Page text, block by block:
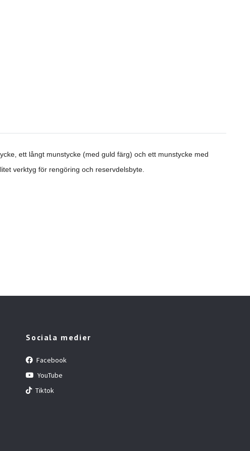
ett långt munstycke (med guld färg) och ett munstycke med
verktyg för rengöring och reservdelsbyte.
Sociala medier
Facebook
YouTube
Tiktok